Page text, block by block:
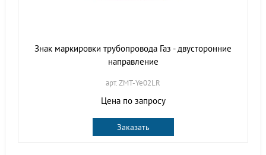
Знак маркировки трубопровода Газ - двусторонние
направление
арт. ZMT-Ye02LR
Цена по запросу
Заказать